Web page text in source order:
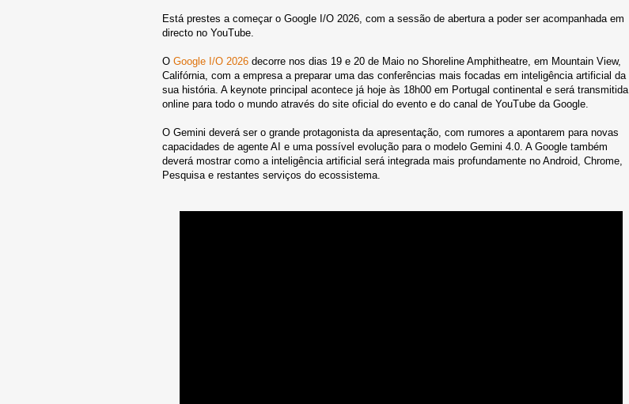
Está prestes a começar o Google I/O 2026, com a sessão de abertura a poder ser acompanhada em
directo no YouTube.
O Google I/O 2026 decorre nos dias 19 e 20 de Maio no Shoreline Amphitheatre, em Mountain View,
Califórnia, com a empresa a preparar uma das conferências mais focadas em inteligência artificial da
sua história. A keynote principal acontece já hoje às 18h00 em Portugal continental e será transmitida
online para todo o mundo através do site oficial do evento e do canal de YouTube da Google.
O Gemini deverá ser o grande protagonista da apresentação, com rumores a apontarem para novas
capacidades de agente AI e uma possível evolução para o modelo Gemini 4.0. A Google também
deverá mostrar como a inteligência artificial será integrada mais profundamente no Android, Chrome,
Pesquisa e restantes serviços do ecossistema.